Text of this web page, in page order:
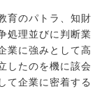
育のパトラ、知財
処理並びに判断業
業に強みとして高
したのを機に該会
て企業に密着する